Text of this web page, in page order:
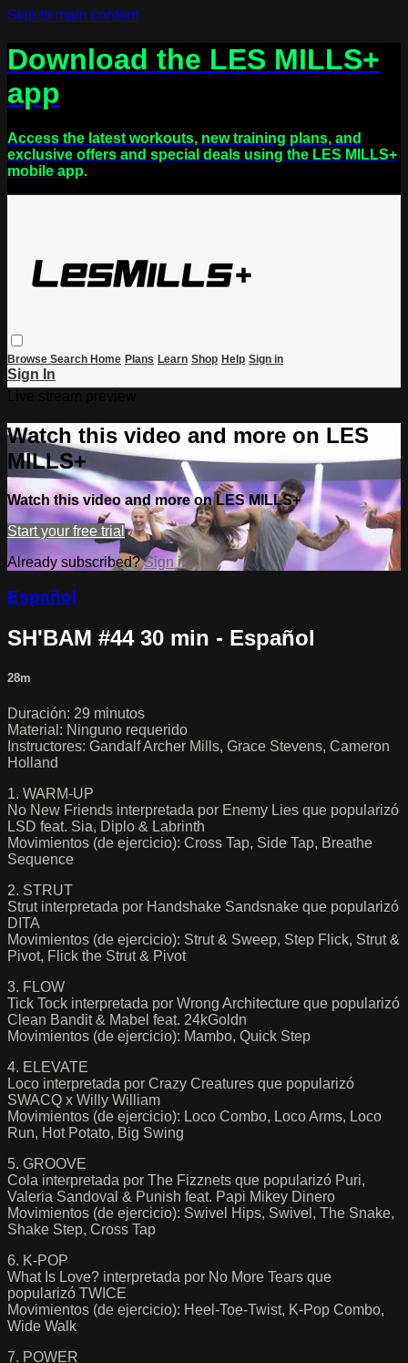
Skip to main content
Download the LES MILLS+
app
Access the latest workouts, new training plans, and
exclusive offers and special deals using the LES MILLS+
mobile app.
Browse Search Home Plans Learn Shop Help Sign in
Sign In
Watch this video and more on LES
MILLS+
Watch this video and more on LES MILLS+
Start your free trial
Already subscribed?Sign in
Español
SH'BAM #44 30 min - Español
28m
Duración: 29 minutos
Material: Ninguno requerido
Instructores: Gandalf Archer Mills, Grace Stevens, Cameron
Holland
1. WARM-UP
No New Friends interpretada por Enemy Lies que popularizó
LSD feat. Sia, Diplo & Labrinth
Movimientos (de ejercicio): Cross Tap, Side Tap, Breathe
Sequence
2. STRUT
Strut interpretada por Handshake Sandsnake que popularizó
DITA
Movimientos (de ejercicio): Strut & Sweep, Step Flick, Strut &
Pivot, Flick the Strut & Pivot
3. FLOW
Tick Tock interpretada por Wrong Architecture que popularizó
Clean Bandit & Mabel feat. 24kGoldn
Movimientos (de ejercicio): Mambo, Quick Step
4. ELEVATE
Loco interpretada por Crazy Creatures que popularizó
SWACQ x Willy William
Movimientos (de ejercicio): Loco Combo, Loco Arms, Loco
Run, Hot Potato, Big Swing
5. GROOVE
Cola interpretada por The Fizznets que popularizó Puri,
Valeria Sandoval & Punish feat. Papi Mikey Dinero
Movimientos (de ejercicio): Swivel Hips, Swivel, The Snake,
Shake Step, Cross Tap
6. K-POP
What Is Love? interpretada por No More Tears que
popularizó TWICE
Movimientos (de ejercicio): Heel-Toe-Twist, K-Pop Combo,
Wide Walk
7. POWER